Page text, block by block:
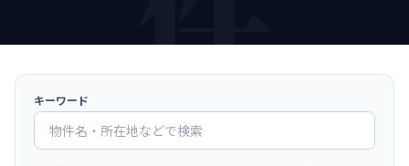
会社概要
LINE相談
無料相談
キーワード